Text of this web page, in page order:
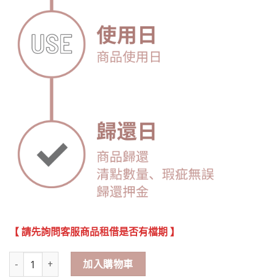
【 請先詢問客服商品租借是否有檔期 】
海洋風 相片夾串 數量加入購物車